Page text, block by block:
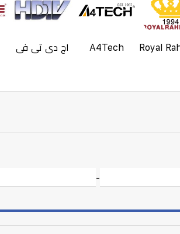
Royal
A4Tech اج دي تي في
-